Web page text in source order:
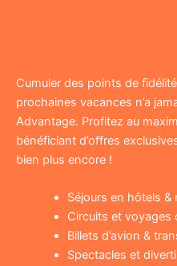
Cumuler des points de
prochaines vacances n’a
Advantage. Profitez au
bénéficiant d’offres
bien plus encore !
Séjours en hôtels &
Circuits et voyages
Billets d’avion &
Spectacles et